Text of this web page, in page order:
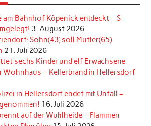
am Bahnhof Köpenick entdeckt – S-
3. August 2026
Sohn(43) soll Mutter(65)
21. Juli 2026
sechs Kinder und elf Erwachsene
Wohnhaus – Kellerbrand in Hellersdorf
in Hellersdorf endet mit Unfall –
16. Juli 2026
auf der Wuhlheide – Flammen